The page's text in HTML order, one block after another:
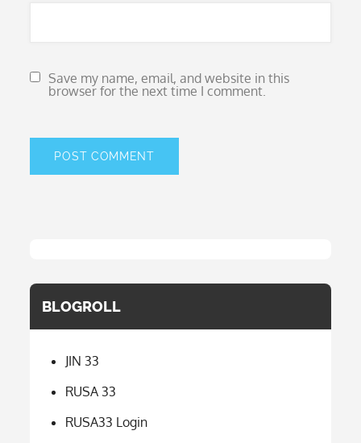
Save my name, email, and website in this
browser for the next time I comment.
BLOGROLL
JIN 33
RUSA 33
RUSA33 Login